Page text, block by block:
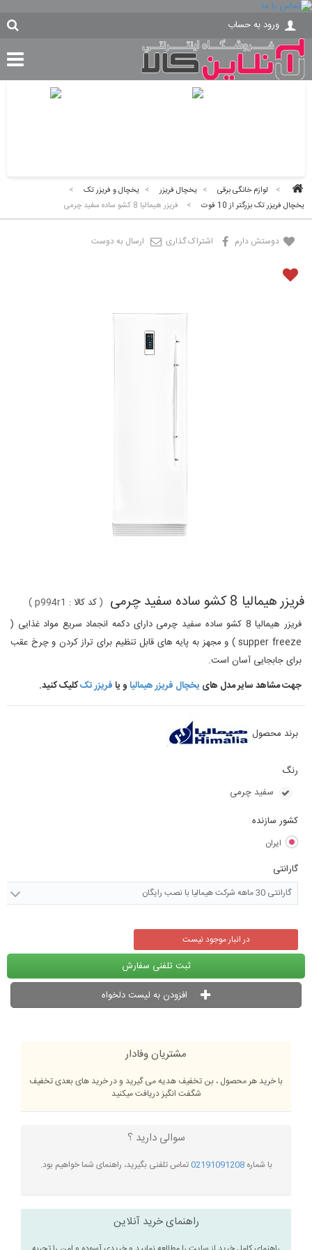
ورود به حساب
> لوازم خانگی برقی > یخچال فریزر > یخچال و فریزر تک
>
یخچال فریزر تک بزرگتر از 10 فوت
> فریزر هیمالیا 8 کشو ساده سفید چرمی
دوستش دارم اشتراک گذاری ارسال به دوست
فریزر هیمالیا 8 کشو ساده سفید چرمی (کد کالا : p994r1
)
فریزر هیمالیا 8 کشو ساده سفید چرمی دارای دکمه انجماد سریع مواد غذایی (
supper freeze ) و مجهز به پایه های قابل تنظیم برای تراز کردن و چرخ عقب
برای جابجایی آسان است.
جهت مشاهد سایر مدل های یخچال فریزر هیمالیاو یافریزر تککلیک کنید.
برند محصول
رنگ
سفید چرمی
کشور سازنده
ایران
گارانتی
گارانتی 30 ماهه شرکت هیمالیا با نصب رایگان
در انبار موجود نیست
ثبت تلفنی سفارش
افزودن به لیست دلخواه
مشتریان وفادار
با خرید هر محصول ، بن تخفیف هدیه می گیرید و در خرید های بعدی تخفیف
شگفت انگیز دریافت میکنید
سوالی دارید ؟
با شماره02191091208تماس تلفنی بگیرید، راهنمای شما خواهیم بود.
راهنمای خرید آنلاین